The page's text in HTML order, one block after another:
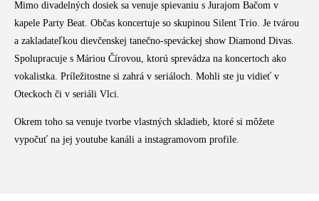
Mimo divadelných dosiek sa venuje spievaniu s Jurajom Bačom v
kapele Party Beat. Občas koncertuje so skupinou Silent Trio. Je tvárou
a zakladateľkou dievčenskej tanečno-speváckej show Diamond Divas.
Spolupracuje s Máriou Čírovou, ktorú sprevádza na koncertoch ako
vokalistka. Príležitostne si zahrá v seriáloch. Mohli ste ju vidieť v
Oteckoch či v seriáli Vlci.
Okrem toho sa venuje tvorbe vlastných skladieb, ktoré si môžete
vypočuť na jej youtube kanáli a instagramovom profile.